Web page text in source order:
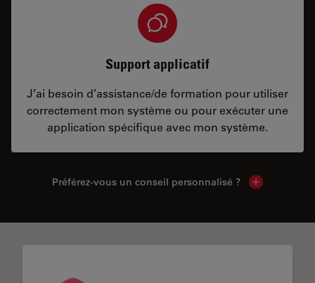
Support applicatif
J’ai besoin d’assistance/de formation pour utiliser
correctement mon système ou pour exécuter une
application spécifique avec mon système.
Préférez-vous un conseil personnalisé ? Show local